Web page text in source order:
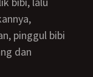
pinggul bibi
dan